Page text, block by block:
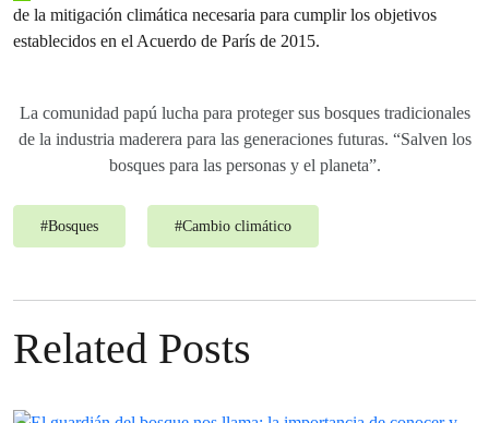
de la mitigación climática necesaria para cumplir los objetivos
establecidos en el Acuerdo de París de 2015.
La comunidad papú lucha para proteger sus bosques tradicionales
de la industria maderera para las generaciones futuras. “Salven los
bosques para las personas y el planeta”.
#Bosques #Cambio climático
Related Posts